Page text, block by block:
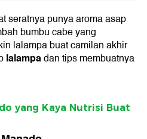
seratnya punya aroma asap
bumbu cabe yang
lalampa buat camilan akhir
lalampadan tips membuatnya
yang Kaya Nutrisi Buat